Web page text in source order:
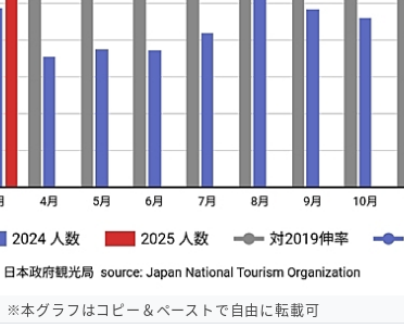
※本グラフはコピー＆ペーストで自由に転載可